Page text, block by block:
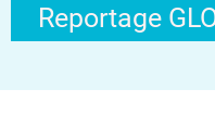
Reportage